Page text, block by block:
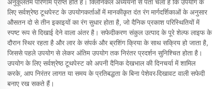
अनुकूलतम परिणाम प्राप्त होते हैं। क्लिनिकल अध्ययनों से पता चला है कि उपयोग के
लिए सर्वश्रेष्ठ टूथपेस्ट के उपयोगकर्ताओं में मानकीकृत दंत रंग मार्गदर्शिकाओं के अनुसार
औसतन दो से तीन इकाइयों का रंग सुधार होता है, जो दैनिक प्रकाश परिस्थितियों में
स्पष्ट रूप से दिखाई देने वाला अंतर है। सफेदीकरण संकुल उत्पाद के पूरे शेल्फ लाइफ के
दौरान स्थिर रहता है और लार के संपर्क और ब्रशिंग क्रिया के साथ सक्रिय हो जाता है,
जिससे पहले उपयोग से लेकर अंतिम उपयोग तक निरंतर प्रदर्शन सुनिश्चित होता है।
उपयोग के लिए सर्वश्रेष्ठ टूथपेस्ट को अपनी दैनिक देखभाल की दिनचर्या में शामिल
करके, आप निरंतर लागत या समय के प्रतिबद्धता के बिना पेशेवर-दिखावट वाली सफेदी
बनाए रख सकते हैं।